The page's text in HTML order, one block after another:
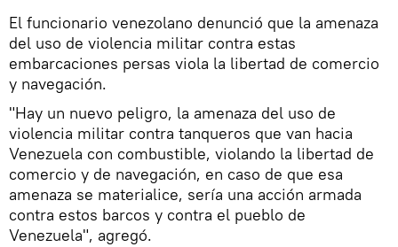
El funcionario venezolano denunció que la amenaza
del uso de violencia militar contra estas
embarcaciones persas viola la libertad de comercio
y navegación.
"Hay un nuevo peligro, la amenaza del uso de
violencia militar contra tanqueros que van hacia
Venezuela con combustible, violando la libertad de
comercio y de navegación, en caso de que esa
amenaza se materialice, sería una acción armada
contra estos barcos y contra el pueblo de
Venezuela", agregó.